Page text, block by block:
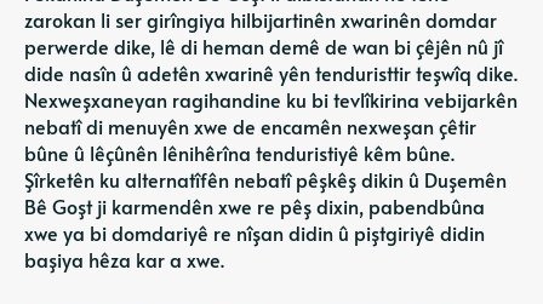
zarokan li ser girîngiya hilbijartinên xwarinên domdar
perwerde dike, lê di heman demê de wan bi çêjên nû jî
dide nasîn û adetên xwarinê yên tenduristtir teşwîq dike.
Nexweşxaneyan ragihandine ku bi tevlîkirina vebijarkên
nebatî di menuyên xwe de encamên nexweşan çêtir
bûne û lêçûnên lênihêrîna tenduristiyê kêm bûne.
Şîrketên ku alternatîfên nebatî pêşkêş dikin û Duşemên
Bê Goşt ji karmendên xwe re pêş dixin, pabendbûna
xwe ya bi domdariyê re nîşan didin û piştgiriyê didin
başiya hêza kar a xwe.